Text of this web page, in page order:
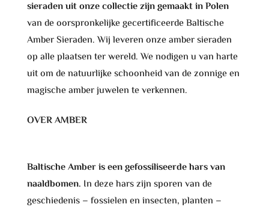
sieraden uit onze collectie zijn gemaakt in Polen
van de oorspronkelijke gecertificeerde Baltische
Amber Sieraden. Wij leveren onze amber sieraden
op alle plaatsen ter wereld. We nodigen u van harte
uit om de natuurlijke schoonheid van de zonnige en
magische amber juwelen te verkennen.
OVER AMBER
Baltische Amber is een gefossiliseerde hars van
naaldbomen. In deze hars zijn sporen van de
geschiedenis – fossielen en insecten, planten –